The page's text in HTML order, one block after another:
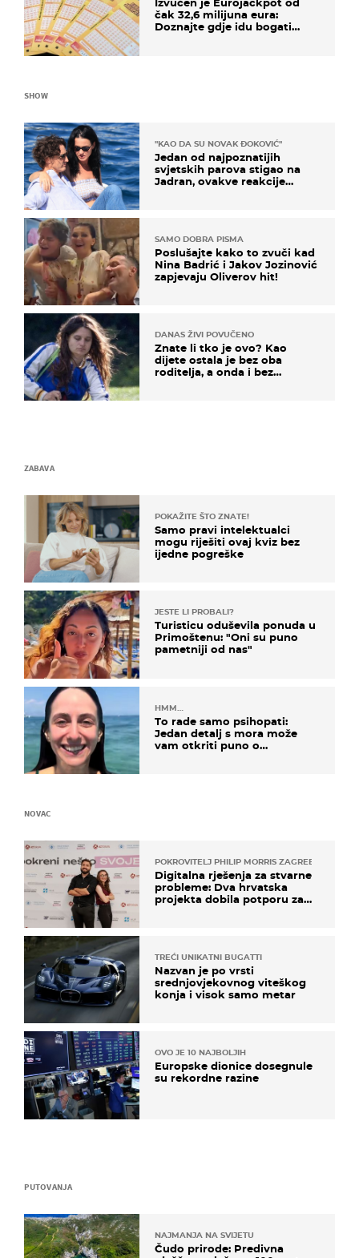
Izvučen je Eurojackpot od
čak 32,6 milijuna eura:
Doznajte gdje idu bogati
SHOW
"KAO DA SU NOVAK ĐOKOVIĆ"
Jedan od najpoznatijih
svjetskih parova stigao na
Jadran, ovakve reakcije
SAMO DOBRA PISMA
Poslušajte kako to zvuči kad
Nina Badrić i Jakov Jozinović
zapjevaju Oliverov hit!
DANAS ŽIVI POVUČENO
Znate li tko je ovo? Kao
dijete ostala je bez oba
roditelja, a onda i bez
ZABAVA
POKAŽITE ŠTO ZNATE!
Samo pravi intelektualci
mogu riješiti ovaj kviz bez
ijedne pogreške
JESTE LI PROBALI?
Turisticu oduševila ponuda u
Primoštenu: "Oni su puno
pametniji od nas"
HMM…
To rade samo psihopati:
Jedan detalj s mora može
vam otkriti puno o
PUTOVANJA
NAJMANJA NA SVIJETU
Čudo prirode: Predivna
NOVAC
POKROVITELJ PHILIP MORRIS ZAGREB
Digitalna rješenja za stvarne
probleme: Dva hrvatska
projekta dobila potporu za
TREĆI UNIKATNI BUGATTI
Nazvan je po vrsti
srednjovjekovnog viteškog
konja i visok samo metar
OVO JE 10 NAJBOLJIH
Europske dionice dosegnule
su rekordne razine